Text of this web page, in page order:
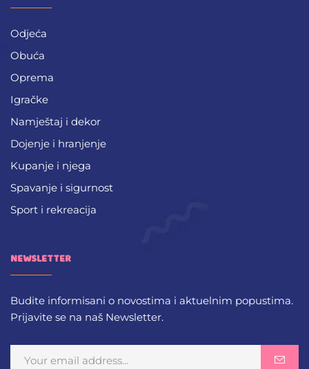
Odjeća
Obuća
Oprema
Igračke
Namještaj i dekor
Dojenje i hranjenje
Kupanje i njega
Spavanje i sigurnost
Sport i rekreacija
NEWSLETTER
Budite informisani o novostima i aktuelnim popustima.
Prijavite se na naš Newsletter.